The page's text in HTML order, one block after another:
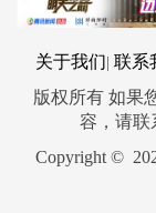
关于我们| 联系
版权所有 如果
容，请联
Copyright ©